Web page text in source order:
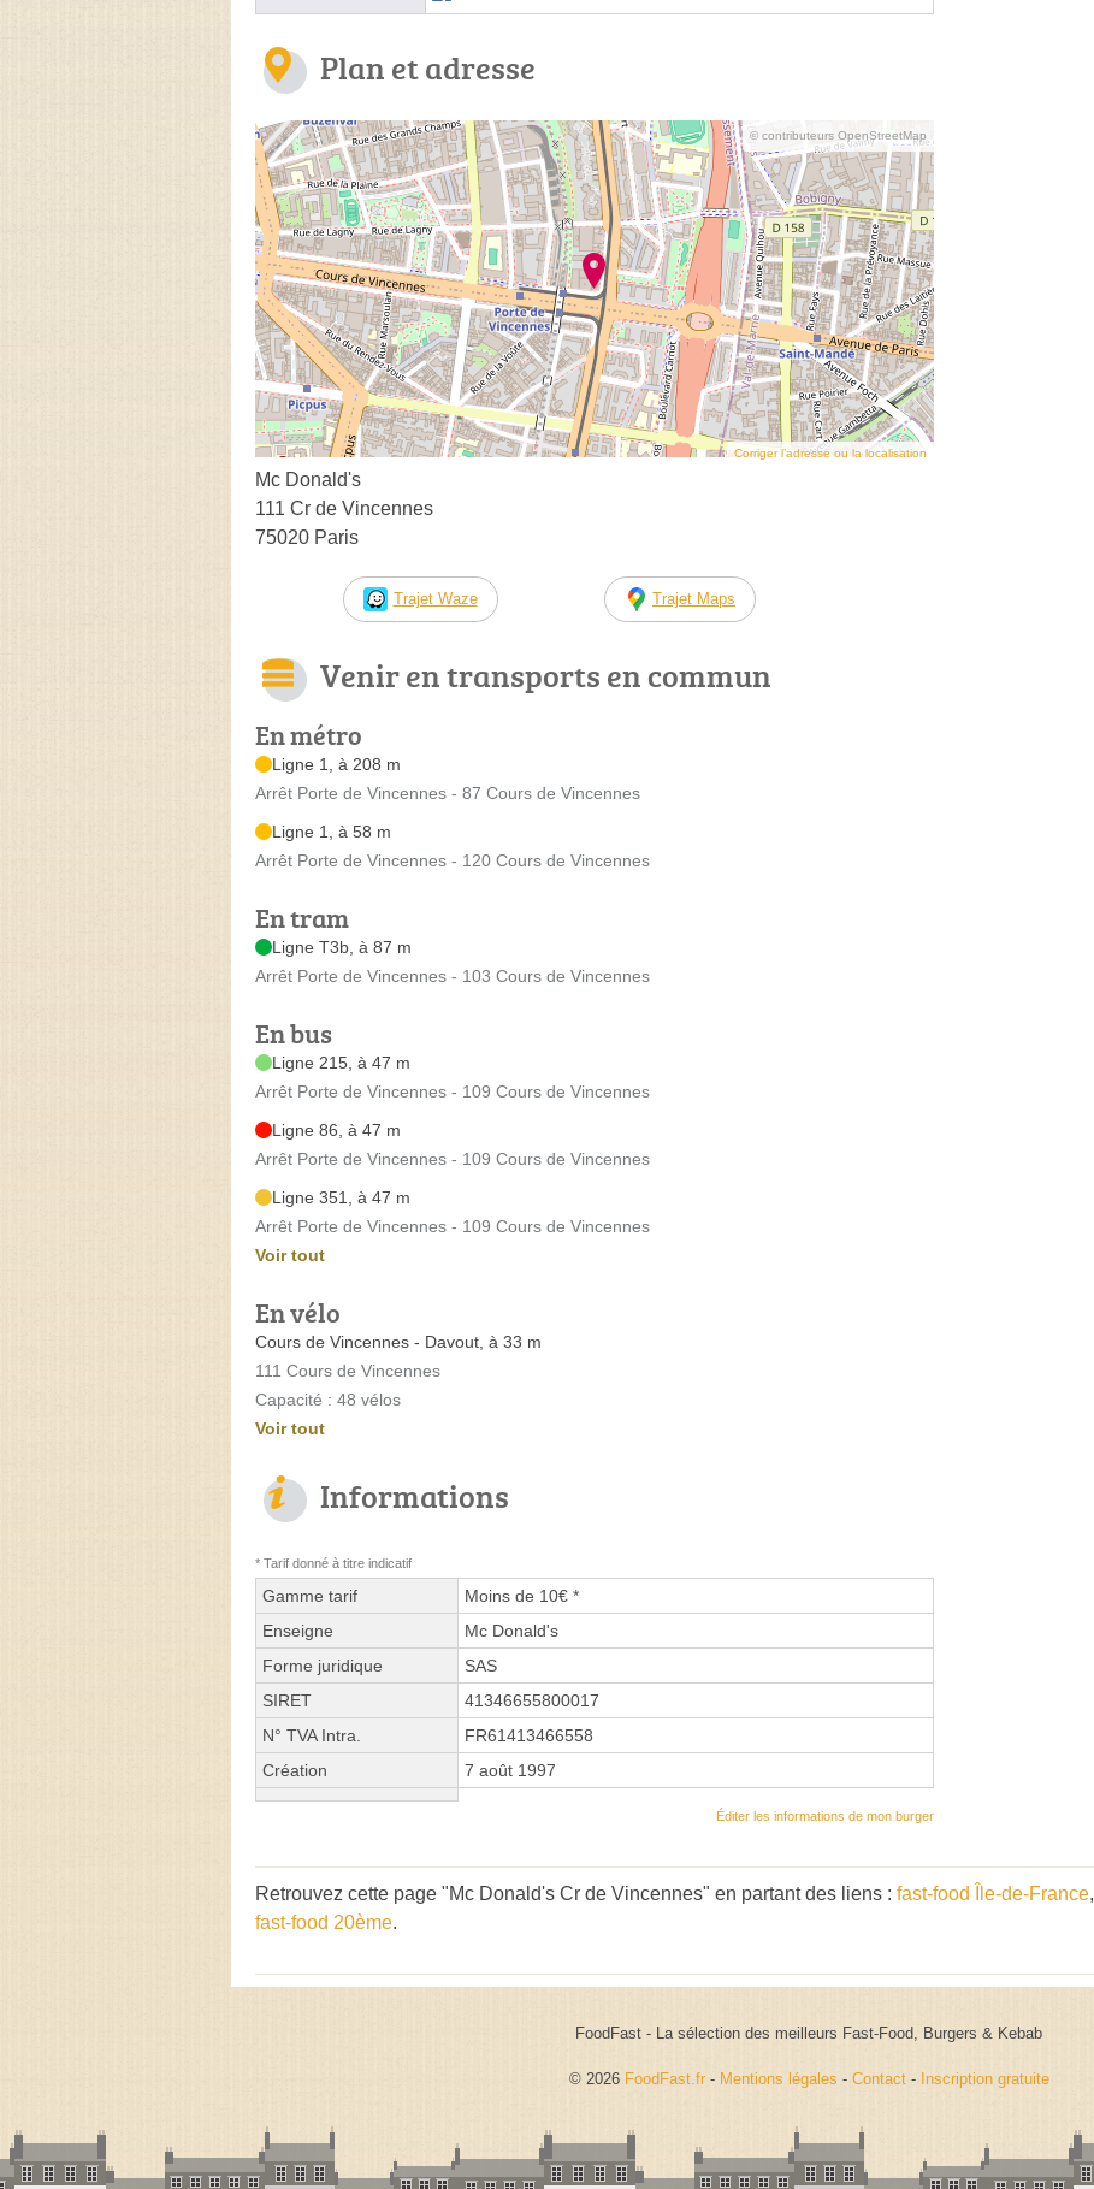
Plan et adresse
© contributeurs OpenStreetMap
Corriger l’adresse ou la localisation
Mc Donald's
111 Cr de Vincennes
75020 Paris
Trajet Waze Trajet Maps
Venir en transports en commun
En métro
Ligne 1, à 208 m
Arrêt Porte de Vincennes - 87 Cours de Vincennes
Ligne 1, à 58 m
Arrêt Porte de Vincennes - 120 Cours de Vincennes
En tram
Ligne T3b, à 87 m
Arrêt Porte de Vincennes - 103 Cours de Vincennes
En bus
Ligne 215, à 47 m
Arrêt Porte de Vincennes - 109 Cours de Vincennes
Ligne 86, à 47 m
Arrêt Porte de Vincennes - 109 Cours de Vincennes
Ligne 351, à 47 m
Arrêt Porte de Vincennes - 109 Cours de Vincennes
Voir tout
En vélo
Cours de Vincennes - Davout, à 33 m
111 Cours de Vincennes
Capacité : 48 vélos
Voir tout
Informations
* Tarif donné à titre indicatif
Gamme tarif
Moins de 10€ *
Enseigne
Mc Donald's
Forme juridique
SAS
SIRET
41346655800017
N° TVA Intra.
FR61413466558
Création
7 août 1997
Éditer les informations de mon burger
Retrouvez cette page "Mc Donald's Cr de Vincennes" en partant des liens : fast-food Île-de-France,
fast-food 20ème.
FoodFast - La sélection des meilleurs Fast-Food, Burgers & Kebab
© 2026 FoodFast.fr - Mentions légales - Contact- Inscription gratuite